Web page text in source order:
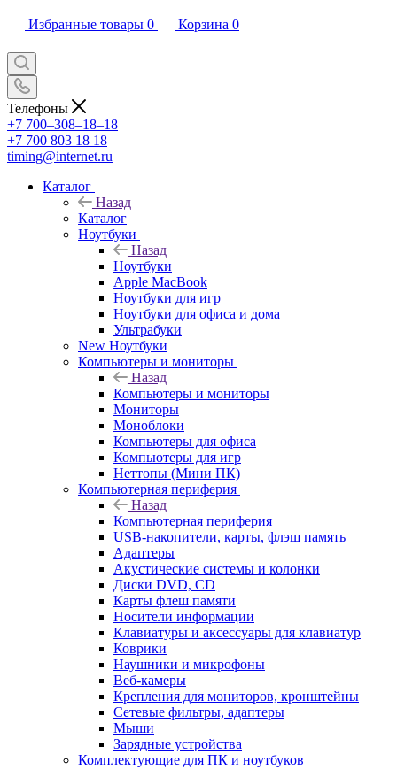
Избранные товары 0 Корзина 0
Телефоны
+7 700‒308‒18‒18
+7 700 803 18 18
timing@internet.ru
Каталог
Назад
Каталог
Ноутбуки
Назад
Ноутбуки
Apple MacBook
Ноутбуки для игр
Ноутбуки для офиса и дома
Ультрабуки
New Ноутбуки
Компьютеры и мониторы
Назад
Компьютеры и мониторы
Мониторы
Моноблоки
Компьютеры для офиса
Компьютеры для игр
Неттопы (Мини ПК)
Компьютерная периферия
Назад
Компьютерная периферия
USB-накопители, карты, флэш память
Адаптеры
Акустические системы и колонки
Диски DVD, CD
Карты флеш памяти
Носители информации
Клавиатуры и аксессуары для клавиатур
Коврики
Наушники и микрофоны
Веб-камеры
Крепления для мониторов, кронштейны
Сетевые фильтры, адаптеры
Мыши
Зарядные устройства
Комплектующие для ПК и ноутбуков